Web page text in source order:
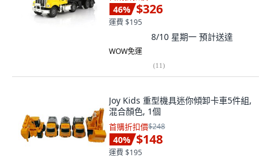
46% $326
運費 $195
8/10 星期一 預計送達
WOW免運
(11)
Joy Kids 重型機具迷你傾卸卡車5件組,
混合顏色, 1個
首購折扣價$248
40% $148
運費 $195